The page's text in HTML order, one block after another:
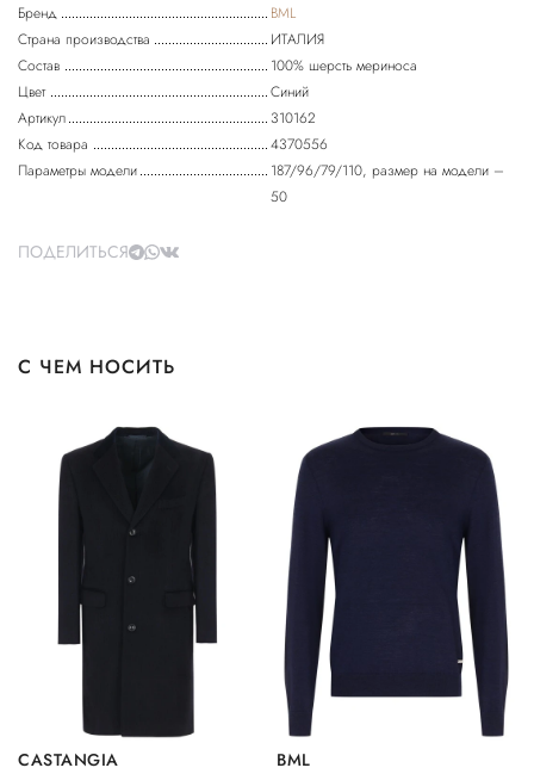
Бренд
BML
Страна производства
ИТАЛИЯ
Состав
100% шерсть мериноса
Цвет
Синий
Артикул
310162
Код товара
4370556
Параметры модели
187/96/79/110, размер на модели –
50
ПОДЕЛИТЬСЯ
С ЧЕМ НОСИТЬ
CASTANGIA BML